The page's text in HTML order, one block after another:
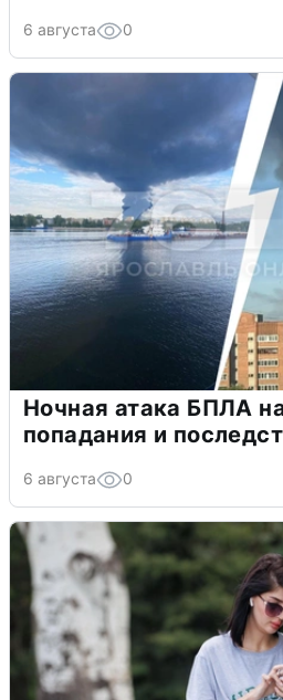
6 августа 0
Ночная атака БПЛА
попадания и
6 августа 0